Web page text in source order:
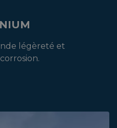
légèreté et